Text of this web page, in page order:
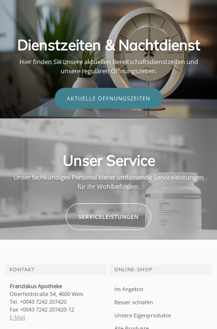
Dienstzeiten & Nachtdienst
Hier finden Sie unsere aktuellen Bereitschaftsdienstzeiten und
unsere regulären Öffnungszeiten.
AKTUELLE ÖFFNUNGSZEITEN
Unser Service
Unser fachkundiges Personal bietet umfassende Serviceleistungen
für Ihr Wohlbefinden.
SERVICELEISTUNGEN
KONTAKT
Franziskus Apotheke
Oberfeldstraße 54, 4600 Wels
Tel. +0043 7242 207420
Fax +0043 7242 207420-12
E-Mail
ONLINE-SHOP
Im Angebot
Besser schlafen
Unsere Eigenprodukte